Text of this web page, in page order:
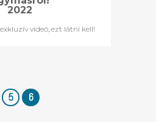
2022
videó, ezt látni kell!
5 6